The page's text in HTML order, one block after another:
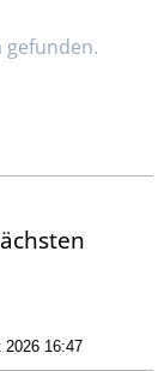
gefunden.
16:47